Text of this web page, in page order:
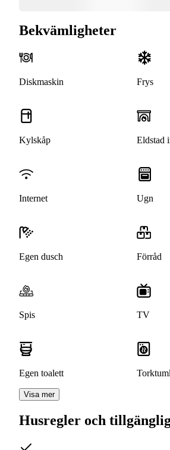
Bekvämligheter
Diskmaskin Frys
Kylskåp Eldstad
Internet Ugn
Egen dusch Förråd
Spis TV
Egen toalett
Visa mer
Husregler och